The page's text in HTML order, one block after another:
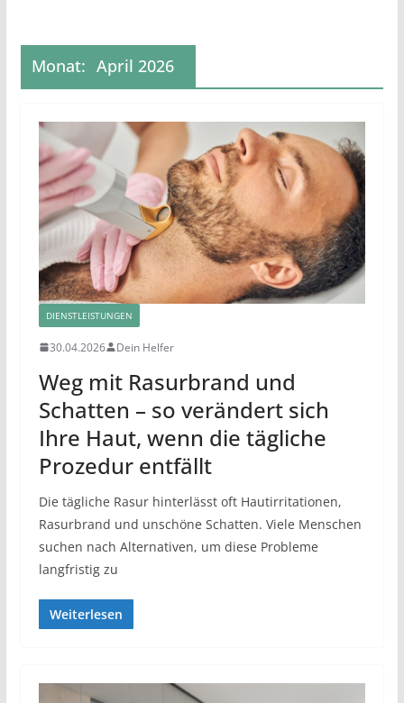
Monat: April 2026
DIENSTLEISTUNGEN
30.04.2026 Dein Helfer
Weg mit Rasurbrand und
Schatten – so verändert sich
Ihre Haut, wenn die tägliche
Prozedur entfällt
Die tägliche Rasur hinterlässt oft Hautirritationen,
Rasurbrand und unschöne Schatten. Viele Menschen
suchen nach Alternativen, um diese Probleme
langfristig zu
Weiterlesen